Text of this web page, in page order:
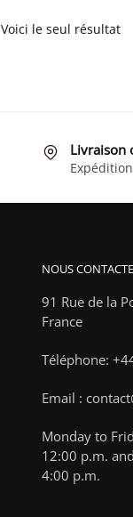
Voici le seul résultat
Livraison
NOUS
91 Rue de la
France
Téléphone:
Email :
Monday to
12:00 p.m.
4:00 p.m.